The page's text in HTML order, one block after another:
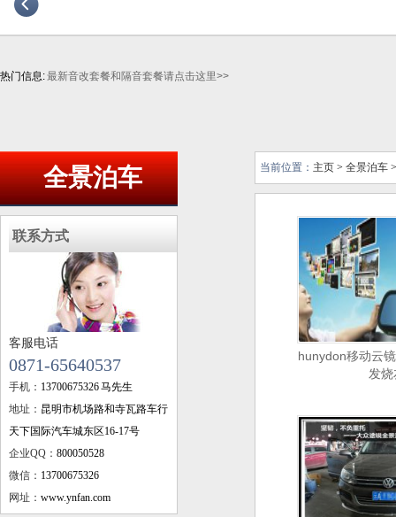
热门信息:最新音改套餐和隔音套餐请点击这里>>
全景泊车
联系方式
客服电话
0871-65640537
手机： 13700675326 马先生
地址： 昆明市机场路和寺瓦路车行
天下国际汽车城东区16-17号
企业QQ： 800050528
微信： 13700675326
网址： www.ynfan.com
当前位置： 主页 > 全景泊车 >
hunydon移动云
发烧